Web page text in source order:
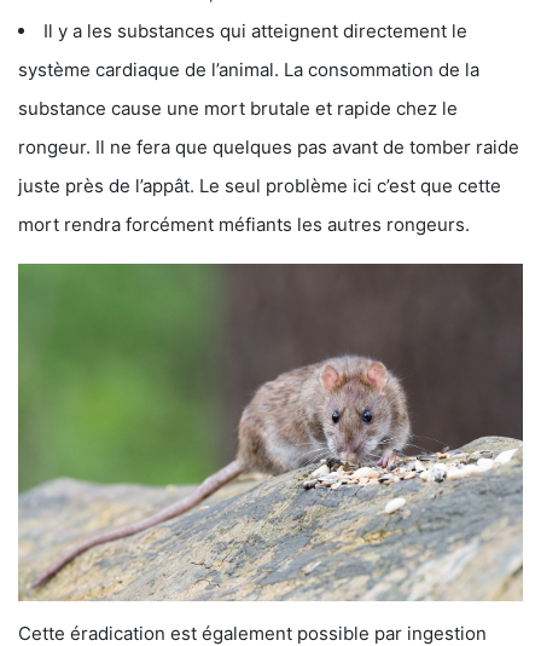
Il y a les substances qui atteignent directement le
système cardiaque de l’animal. La consommation de la
substance cause une mort brutale et rapide chez le
rongeur. Il ne fera que quelques pas avant de tomber raide
juste près de l’appât. Le seul problème ici c’est que cette
mort rendra forcément méfiants les autres rongeurs.
Cette éradication est également possible par ingestion